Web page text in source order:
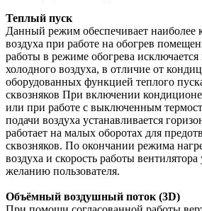
Теплый пуск
Данный режим обеспечивает наиболее
воздуха при работе на обогрев
работы в режиме обогрева исключается
холодного воздуха, в отличие от
оборудованных функцией теплого
сквозняков При включении
или при работе с выключенным
подачи воздуха устанавливается
работает на малых оборотах для
сквозняков. По окончании режима
воздуха и скорость работы вентилятора
желанию пользователя.
Объёмный воздушный поток (3D)